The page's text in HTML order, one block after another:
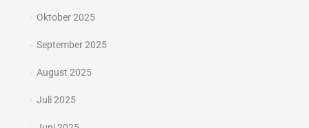
Oktober 2025
September 2025
August 2025
Juli 2025